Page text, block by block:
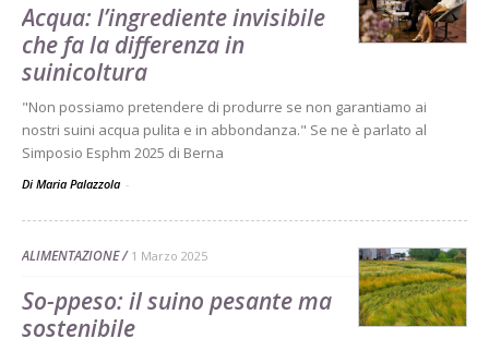
Acqua: l’ingrediente invisibile
che fa la differenza in
suinicoltura
"Non possiamo pretendere di produrre se non garantiamo ai
nostri suini acqua pulita e in abbondanza." Se ne è parlato al
Simposio Esphm 2025 di Berna
Di Maria Palazzola -
ALIMENTAZIONE 1 Marzo 2025
So-ppeso: il suino pesante ma
sostenibile